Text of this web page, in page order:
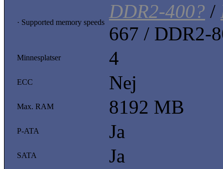
· Supported memory speeds
DDR2-400? /
667 / DDR2-
Minnesplatser 4
ECC Nej
Max. RAM 8192 MB
P-ATA Ja
SATA Ja